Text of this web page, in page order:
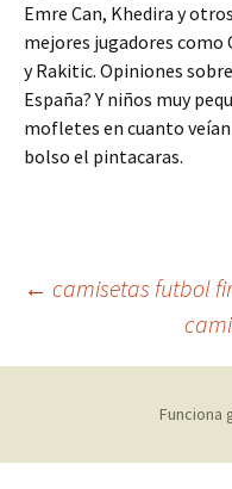
Emre Can, Khedira y
mejores jugadores como
y Rakitic. Opiniones
España? Y niños muy
mofletes en cuanto veían
bolso el pintacaras.
de
← camisetas futbol
Funciona